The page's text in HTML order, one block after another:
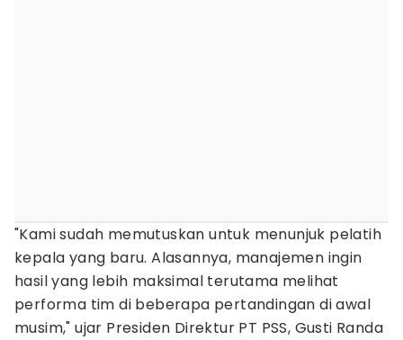
"Kami sudah memutuskan untuk menunjuk pelatih
kepala yang baru. Alasannya, manajemen ingin
hasil yang lebih maksimal terutama melihat
performa tim di beberapa pertandingan di awal
musim," ujar Presiden Direktur PT PSS, Gusti Randa